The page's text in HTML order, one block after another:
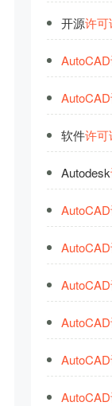
开源许可
AutoCAD
AutoCAD
软件许可
Autodesk
AutoCAD
AutoCAD
AutoCAD
AutoCAD
AutoCAD
AutoCAD